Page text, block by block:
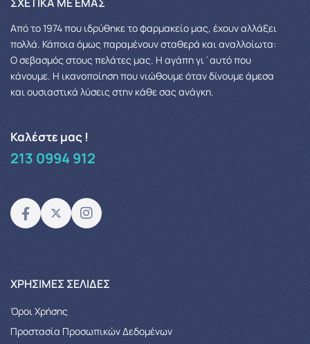
Από το 1974 που ιδρύθηκε το φαρμακείο μας, έχουν αλλάξει
πολλά. Κάποια όμως παραμένουν σταθερά και αναλλοίωτα:
Ο σεβασμός στους πελάτες μας. Η αγάπη γι΄αυτό που
κάνουμε. Η ικανοποίηση που νιώθουμε όταν δίνουμε άμεσα
και ουσιαστικά λύσεις στην κάθε σας ανάγκη.
Καλέστε μας !
213 0994 912
XΡΉΣΙΜΕΣ ΣΕΛΊΔΕΣ
Όροι Χρήσης
Προστασία Προσωπικών Δεδομένων